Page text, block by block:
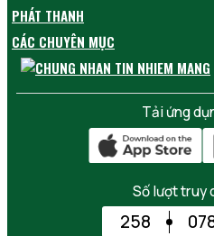
PHÁT THANH
CÁC CHUYÊN MỤC
Tải ứng
Số lượt truy
258